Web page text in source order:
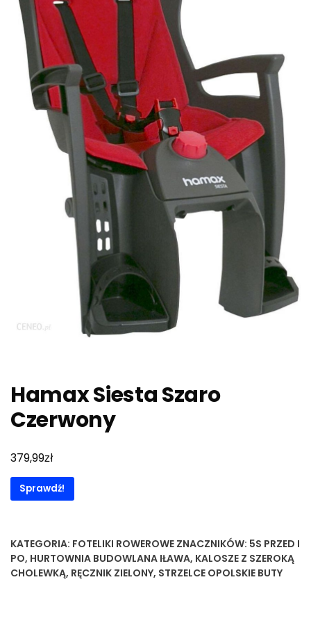
Hamax Siesta Szaro
Czerwony
379,99zł
Sprawdź!
KATEGORIA: FOTELIKI ROWEROWE ZNACZNIKÓW: 5S PRZED I
PO, HURTOWNIA BUDOWLANA IŁAWA, KALOSZE Z SZEROKĄ
CHOLEWKĄ, RĘCZNIK ZIELONY, STRZELCE OPOLSKIE BUTY